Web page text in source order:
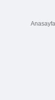
Anasayfa